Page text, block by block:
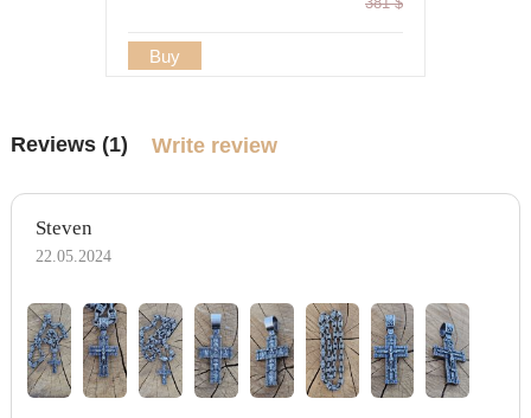
Buy
Reviews (1) Write review
Steven
22.05.2024